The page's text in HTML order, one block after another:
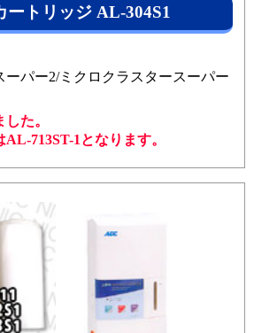
ートリッジ AL-304S1
ーパー2/ミクロクラスタースーパー
た。
713ST-1となります。